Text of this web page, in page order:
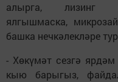
алырга, лизинг
ялгышмаска,
башка нечкәлекләре
- Хөкүмәт сезгә
кыю барыгыз,